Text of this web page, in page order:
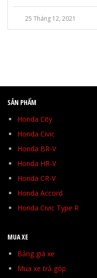
25 Tháng 12, 2021
SẢN PHẨM
Honda City
Honda Civic
Honda BR-V
Honda HR-V
Honda CR-V
Honda Accord
Honda Civic Type R
MUA XE
Bảng giá xe
Mua xe trả góp